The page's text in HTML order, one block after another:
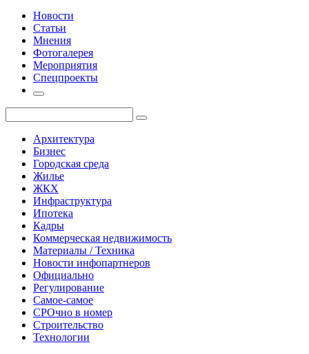
Новости
Статьи
Мнения
Фотогалерея
Мероприятия
Спецпроекты
Архитектура
Бизнес
Городская среда
Жилье
ЖКХ
Инфраструктура
Ипотека
Кадры
Коммерческая недвижимость
Материалы / Техника
Новости инфопартнеров
Официально
Регулирование
Самое-самое
СРОчно в номер
Строительство
Технологии